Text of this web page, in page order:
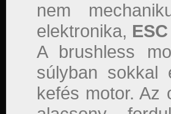
nem
elektronika, ESC
A brushless
súlyban sokkal
kefés motor. Az